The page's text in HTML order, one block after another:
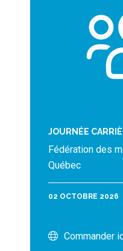
JOURNÉE
Fédération des
Québec
02 OCTOBRE 2026
Commander